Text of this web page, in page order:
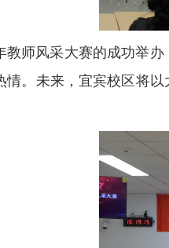
教师风采大赛的成功举
情。未来，宜宾校区将